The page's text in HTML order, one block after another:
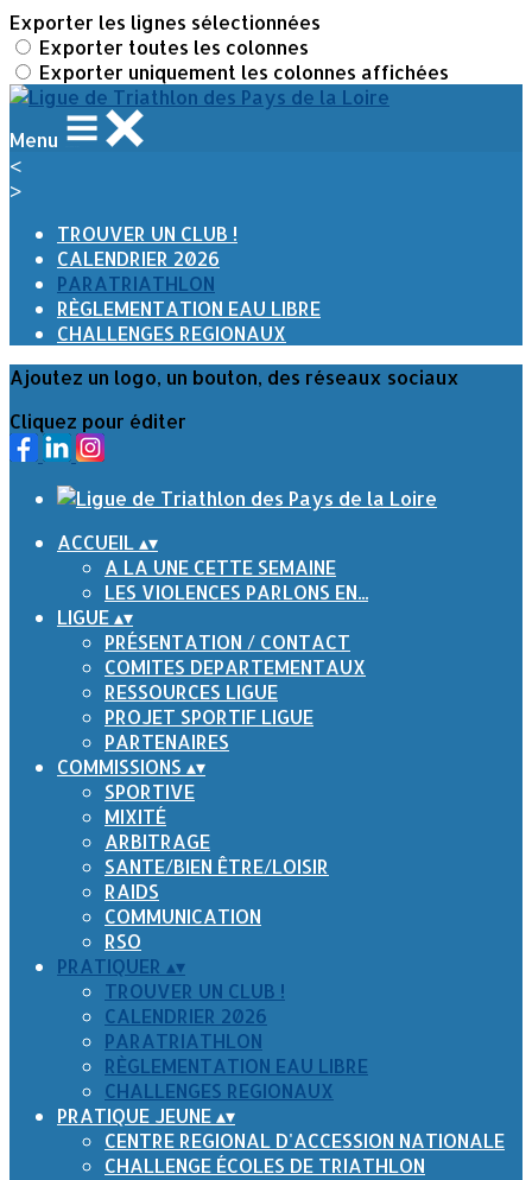
Exporter les lignes sélectionnées
Exporter toutes les colonnes
Exporter uniquement les colonnes affichées
Menu
<
>
TROUVER UN CLUB !
CALENDRIER 2026
PARATRIATHLON
RÈGLEMENTATION EAU LIBRE
CHALLENGES REGIONAUX
Ajoutez un logo, un bouton, des réseaux sociaux
Cliquez pour éditer
ACCUEIL▴▾
A LA UNE CETTE SEMAINE
LES VIOLENCES PARLONS EN...
LIGUE▴▾
PRÉSENTATION / CONTACT
COMITES DEPARTEMENTAUX
RESSOURCES LIGUE
PROJET SPORTIF LIGUE
PARTENAIRES
COMMISSIONS ▴▾
SPORTIVE
MIXITÉ
ARBITRAGE
SANTE/BIEN ÊTRE/LOISIR
RAIDS
COMMUNICATION
RSO
PRATIQUER ▴▾
TROUVER UN CLUB !
CALENDRIER 2026
PARATRIATHLON
RÈGLEMENTATION EAU LIBRE
CHALLENGES REGIONAUX
PRATIQUE JEUNE▴▾
CENTRE REGIONAL D'ACCESSION NATIONALE
CHALLENGE ÉCOLES DE TRIATHLON